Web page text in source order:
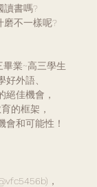
讀書嗎?
磨不一樣呢?
畢業~高三學生
好外語、
絕佳機會，
的框架，
會和可能性！
，